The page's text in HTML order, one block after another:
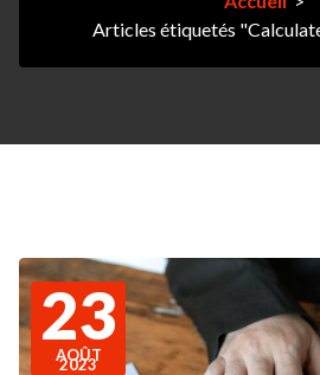
Articles étiquetés
23
AOÛT
2023